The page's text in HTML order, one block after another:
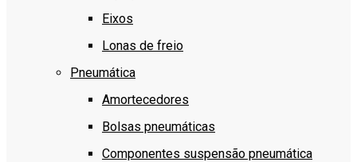
Eixos
Lonas de freio
Pneumática
Amortecedores
Bolsas pneumáticas
Componentes suspensão pneumática